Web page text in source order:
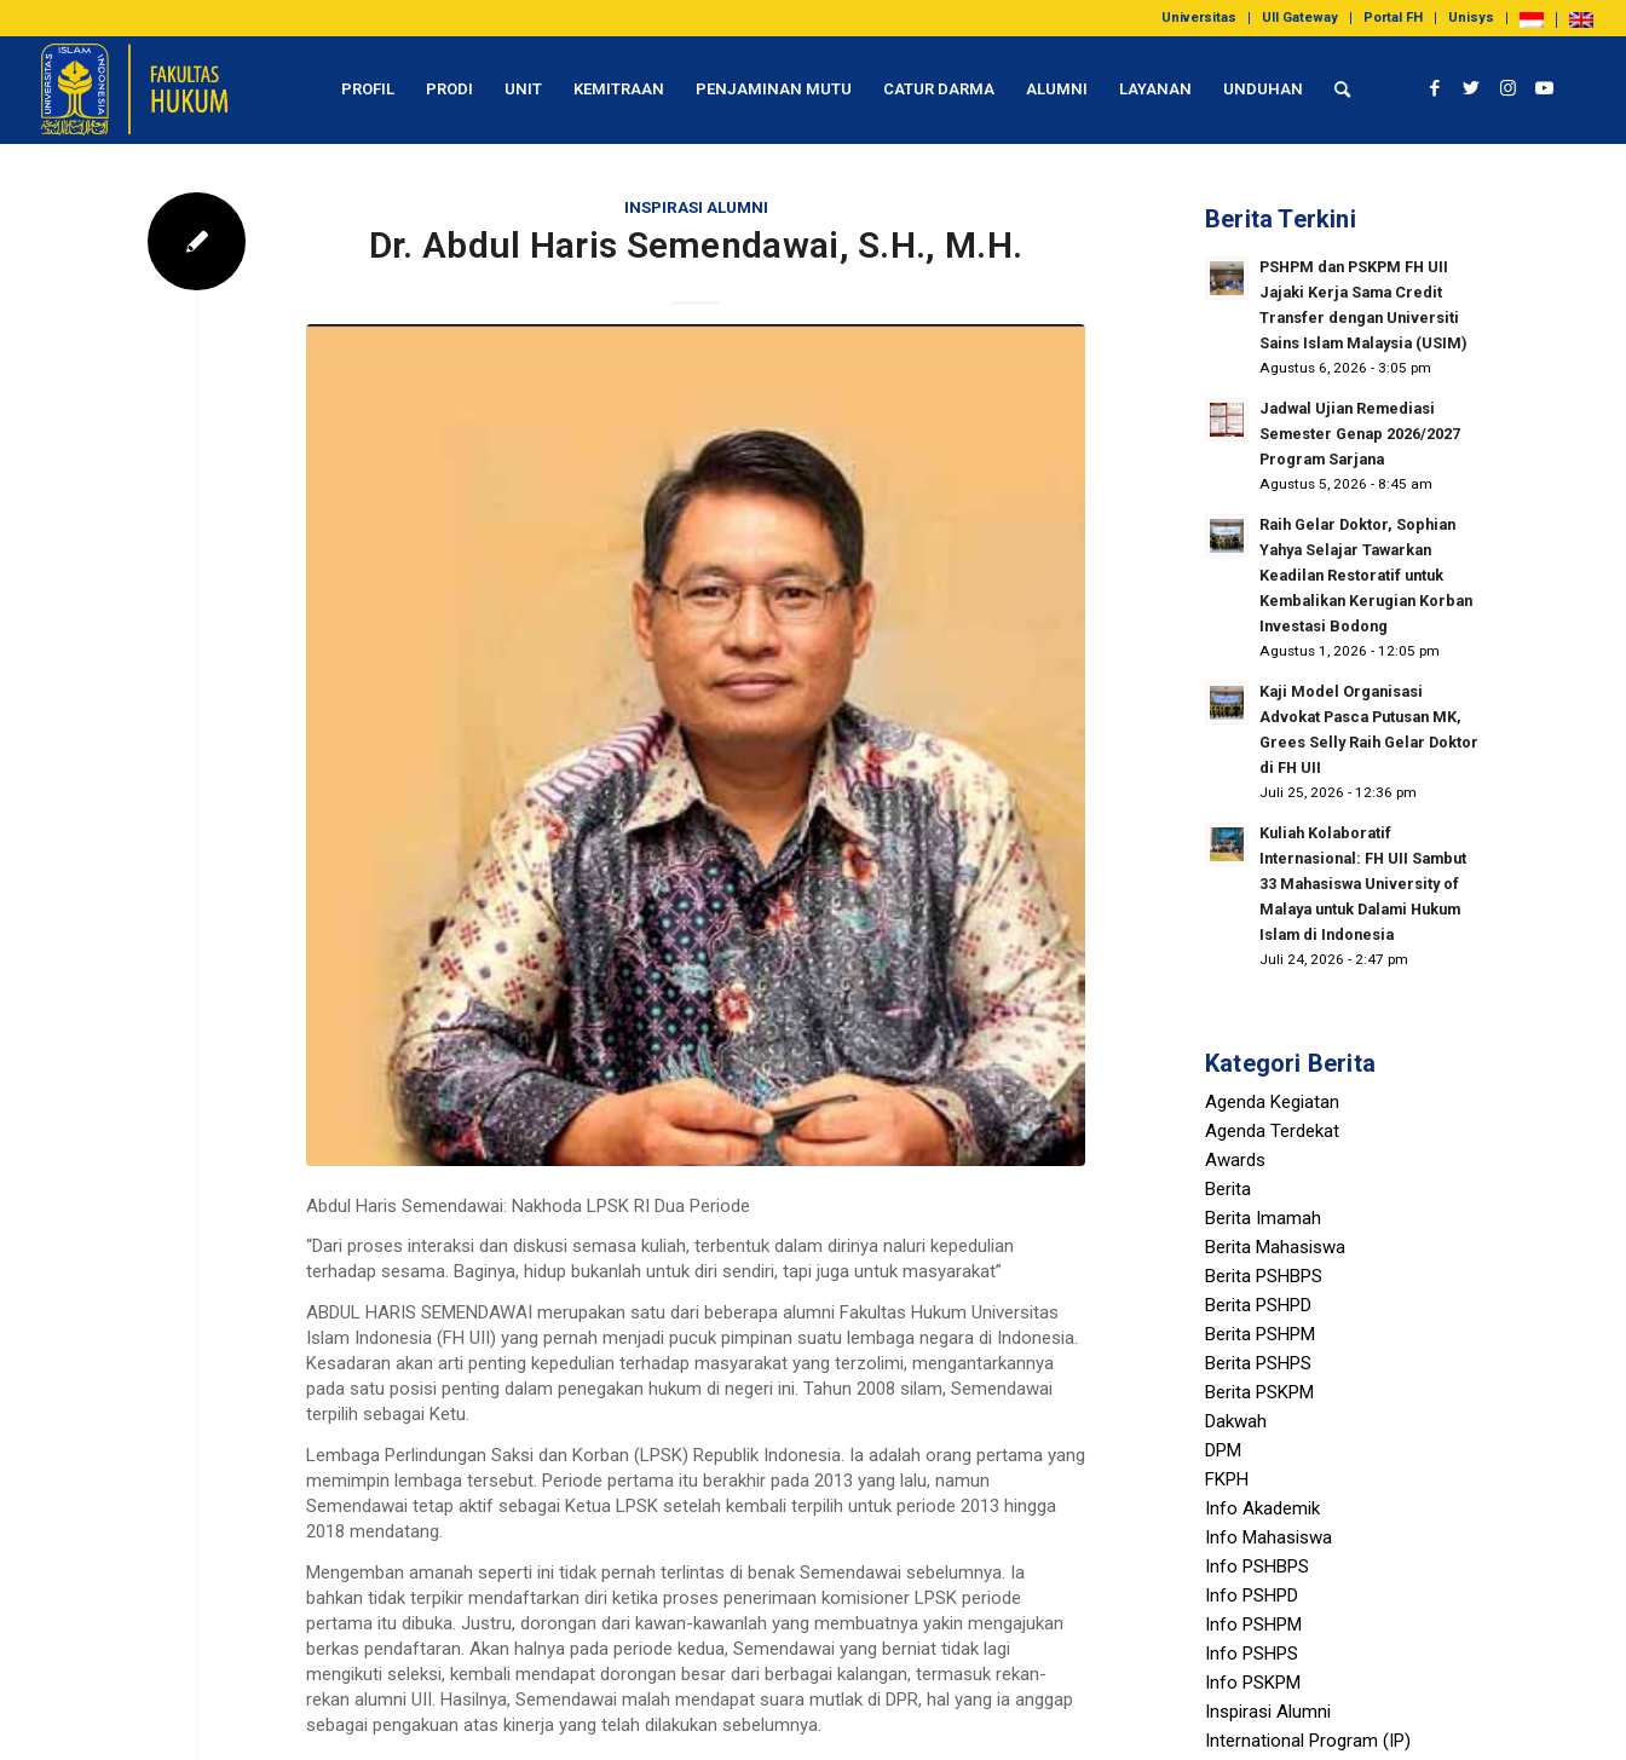
Universitas UII Gateway Portal FH Unisys
PROFIL PRODI UNIT KEMITRAAN PENJAMINAN MUTU CATUR DARMA ALUMNI LAYANAN UNDUHAN
INSPIRASI ALUMNI
Dr. Abdul Haris Semendawai, S.H., M.H.
Abdul Haris Semendawai: Nakhoda LPSK RI Dua Periode
“Dari proses interaksi dan diskusi semasa kuliah, terbentuk dalam dirinya naluri kepedulian
terhadap sesama. Baginya, hidup bukanlah untuk diri sendiri, tapi juga untuk masyarakat”
ABDUL HARIS SEMENDAWAI merupakan satu dari beberapa alumni Fakultas Hukum Universitas
Islam Indonesia (FH UII) yang pernah menjadi pucuk pimpinan suatu lembaga negara di Indonesia.
Kesadaran akan arti penting kepedulian terhadap masyarakat yang terzolimi, mengantarkannya
pada satu posisi penting dalam penegakan hukum di negeri ini. Tahun 2008 silam, Semendawai
terpilih sebagai Ketu.
Lembaga Perlindungan Saksi dan Korban (LPSK) Republik Indonesia. Ia adalah orang pertama yang
memimpin lembaga tersebut. Periode pertama itu berakhir pada 2013 yang lalu, namun
Semendawai tetap aktif sebagai Ketua LPSK setelah kembali terpilih untuk periode 2013 hingga
2018 mendatang.
Mengemban amanah seperti ini tidak pernah terlintas di benak Semendawai sebelumnya. Ia
bahkan tidak terpikir mendaftarkan diri ketika proses penerimaan komisioner LPSK periode
pertama itu dibuka. Justru, dorongan dari kawan-kawanlah yang membuatnya yakin mengajukan
berkas pendaftaran. Akan halnya pada periode kedua, Semendawai yang berniat tidak lagi
mengikuti seleksi, kembali mendapat dorongan besar dari berbagai kalangan, termasuk rekan-
rekan alumni UII. Hasilnya, Semendawai malah mendapat suara mutlak di DPR, hal yang ia anggap
sebagai pengakuan atas kinerja yang telah dilakukan sebelumnya.
Berita Terkini
PSHPM dan PSKPM FH UII
Jajaki Kerja Sama Credit
Transfer dengan Universiti
Sains Islam Malaysia (USIM)
Agustus 6, 2026 - 3:05 pm
Jadwal Ujian Remediasi
Semester Genap 2026/2027
Program Sarjana
Agustus 5, 2026 - 8:45 am
Raih Gelar Doktor, Sophian
Yahya Selajar Tawarkan
Keadilan Restoratif untuk
Kembalikan Kerugian Korban
Investasi Bodong
Agustus 1, 2026 - 12:05 pm
Kaji Model Organisasi
Advokat Pasca Putusan MK,
Grees Selly Raih Gelar Doktor
di FH UII
Juli 25, 2026 - 12:36 pm
Kuliah Kolaboratif
Internasional: FH UII Sambut
33 Mahasiswa University of
Malaya untuk Dalami Hukum
Islam di Indonesia
Juli 24, 2026 - 2:47 pm
Kategori Berita
Agenda Kegiatan
Agenda Terdekat
Awards
Berita
Berita Imamah
Berita Mahasiswa
Berita PSHBPS
Berita PSHPD
Berita PSHPM
Berita PSHPS
Berita PSKPM
Dakwah
DPM
FKPH
Info Akademik
Info Mahasiswa
Info PSHBPS
Info PSHPD
Info PSHPM
Info PSHPS
Info PSKPM
Inspirasi Alumni
International Program (IP)